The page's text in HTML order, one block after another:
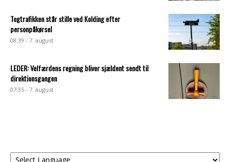
Togtrafikken står stille ved Kolding efter
personpåkørsel
08:39 - 7. august
LEDER: Velfærdens regning bliver sjældent sendt til
direktionsgangen
07:35 - 7. august